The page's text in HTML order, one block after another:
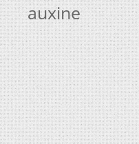
auxine